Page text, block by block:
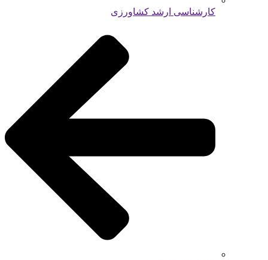
کارشناسی ارشد کشاورزی